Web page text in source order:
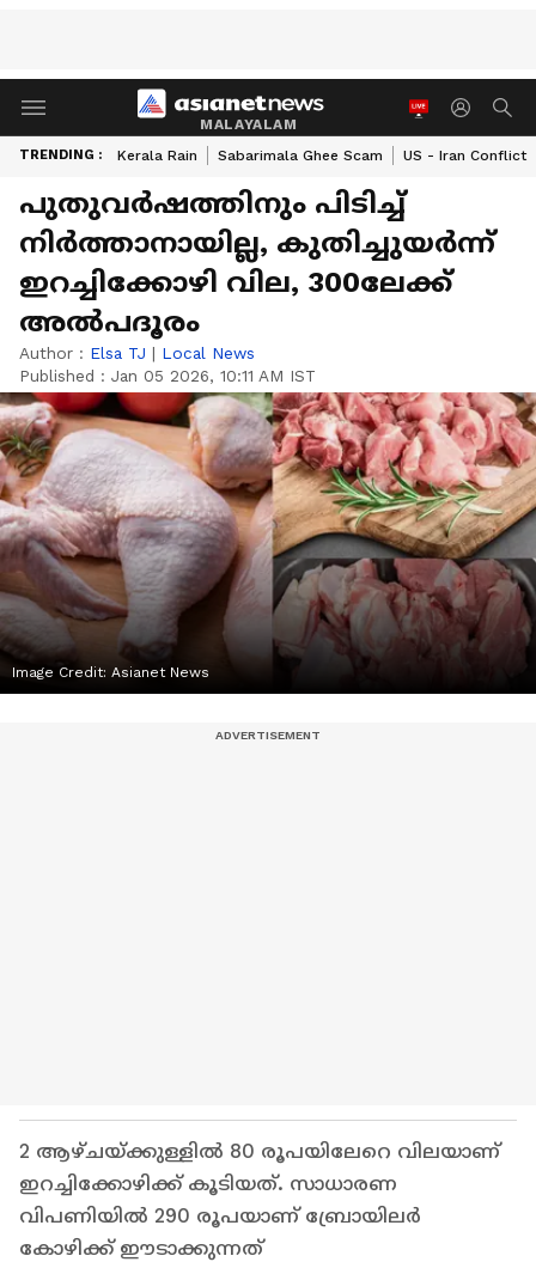
MALAYALAM
TRENDING : Kerala Rain Sabarimala Ghee Scam US - Iran Conflict
പുതുവർഷത്തിനും പിടിച്ച്
നിർത്താനായില്ല, കുതിച്ചുയർന്ന്
ഇറച്ചിക്കോഴി വില, 300ലേക്ക്
അൽപദൂരം
Author : Elsa TJ | Local News
Published : Jan 05 2026, 10:11 AM IST
Image Credit: Asianet News
2 ആഴ്ചയ്ക്കുള്ളിൽ 80 രൂപയിലേറെ വിലയാണ്
ഇറച്ചിക്കോഴിക്ക് കൂടിയത്. സാധാരണ
വിപണിയിൽ 290 രൂപയാണ് ബ്രോയിലർ
കോഴിക്ക് ഈടാക്കുന്നത്